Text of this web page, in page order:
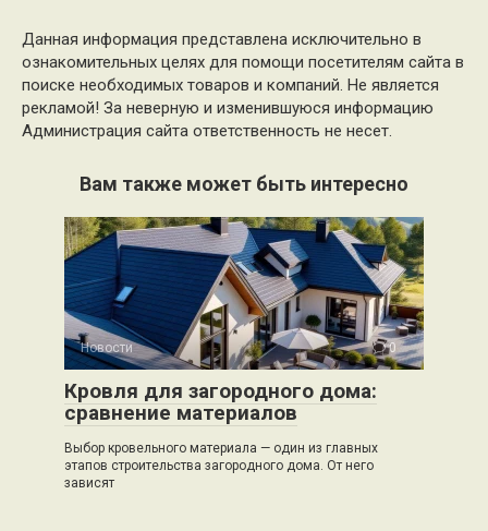
Данная информация представлена исключительно в
ознакомительных целях для помощи посетителям сайта в
поиске необходимых товаров и компаний. Не является
рекламой! За неверную и изменившуюся информацию
Администрация сайта ответственность не несет.
Вам также может быть интересно
Новости 0
Кровля для загородного дома:
сравнение материалов
Выбор кровельного материала — один из главных
этапов строительства загородного дома. От него
зависят